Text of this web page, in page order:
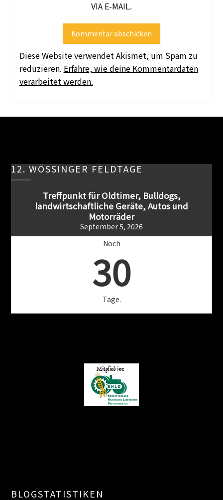
VIA E-MAIL.
Diese Website verwendet Akismet, um Spam zu
reduzieren. Erfahre, wie deine Kommentardaten
verarbeitet werden.
12. WÖSSINGER FELDTAGE
Treffpunkt für Oldtimer, Bulldogs,
landwirtschaftliche Geräte, Autos und
Motorräder
September 5, 2026
Noch
30
Tage.
BLOGSTATISTIKEN